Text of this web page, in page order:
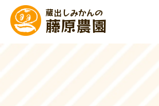
蔵出しみかんの
藤原農園